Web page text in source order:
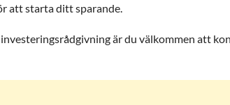
att starta ditt sparande.
är du välkommen att